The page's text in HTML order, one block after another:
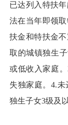
已达列入特扶
法在当年即领
扶金和特扶金
取的城镇独生
或低收入家庭
失独家庭。4.
独生子女3级及